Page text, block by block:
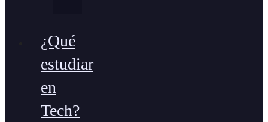
¿Qué
estudiar
en
Tech?